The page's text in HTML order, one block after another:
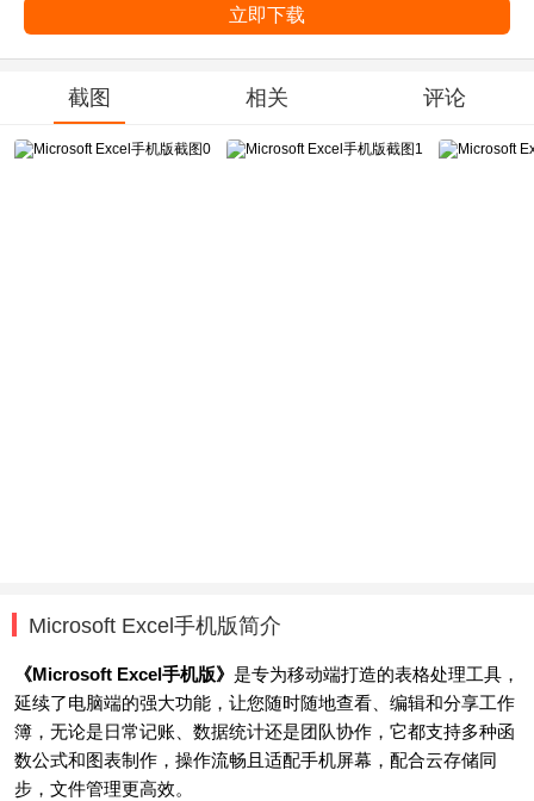
立即下载
截图 相关 评论
Microsoft Excel手机版简介
《Microsoft Excel手机版》 是专为移动端打造的表格处理工具，
延续了电脑端的强大功能，让您随时随地查看、编辑和分享工作
簿，无论是日常记账、数据统计还是团队协作，它都支持多种函
数公式和图表制作，操作流畅且适配手机屏幕，配合云存储同
步，文件管理更高效。